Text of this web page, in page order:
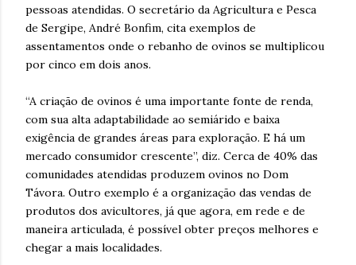
pessoas atendidas. O secretário da Agricultura e Pesca
de Sergipe, André Bonfim, cita exemplos de
assentamentos onde o rebanho de ovinos se multiplicou
por cinco em dois anos.
“A criação de ovinos é uma importante fonte de renda,
com sua alta adaptabilidade ao semiárido e baixa
exigência de grandes áreas para exploração. E há um
mercado consumidor crescente”, diz. Cerca de 40% das
comunidades atendidas produzem ovinos no Dom
Távora. Outro exemplo é a organização das vendas de
produtos dos avicultores, já que agora, em rede e de
maneira articulada, é possível obter preços melhores e
chegar a mais localidades.